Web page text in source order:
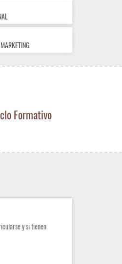
Formativo
y si tienen